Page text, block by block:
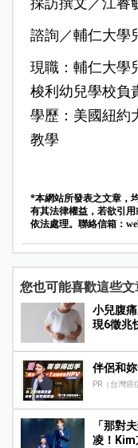
採訪撰文／江睿
諮詢／輔仁大學
現職：輔仁大學
梭利幼兒學校負
學歷：美國紐約
教學
*本網站所發表之文章，
有其法律權益，若欲引
依法處理。聯絡信箱：
您也可能喜歡這些文
小兒腹
現6徵兆
伴侶和
PR（台灣癌
「那對
凌！Kim